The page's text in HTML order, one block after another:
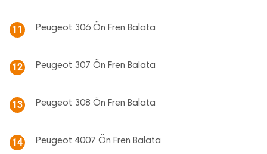
11 Peugeot 306 Ön Fren Balata
12 Peugeot 307 Ön Fren Balata
13 Peugeot 308 Ön Fren Balata
14 Peugeot 4007 Ön Fren Balata